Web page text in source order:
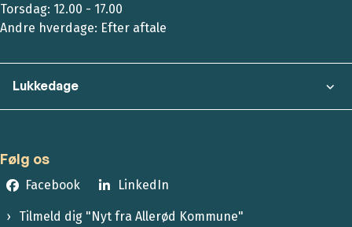
Torsdag: 12.00 - 17.00
Andre hverdage: Efter aftale
Lukkedage
Følg os
Facebook LinkedIn
Tilmeld dig "Nyt fra Allerød Kommune"